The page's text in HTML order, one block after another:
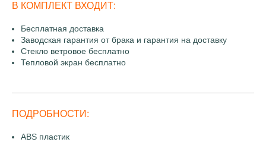
В КОМПЛЕКТ ВХОДИТ:
Бесплатная доставка
Заводская гарантия от брака и гарантия на доставку
Стекло ветровое бесплатно
Тепловой экран бесплатно
ПОДРОБНОСТИ:
ABS пластик